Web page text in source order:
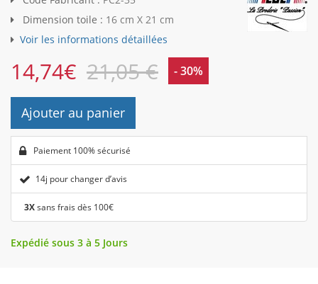
Dimension toile : 16 cm X 21 cm
Voir les informations détaillées
14,74€ 21,05 € - 30%
Ajouter au panier
Paiement 100% sécurisé
14j pour changer d’avis
3Xsans frais dès 100€
Expédié sous 3 à 5 Jours